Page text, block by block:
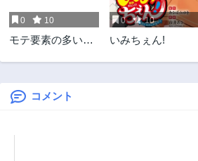
2年前
第6.1話
2年前
第6話
2年前
第5.2話 第5.1話
第5話
0 10
モテ要素の多い婚
0 10
いみちぇん!
コメント